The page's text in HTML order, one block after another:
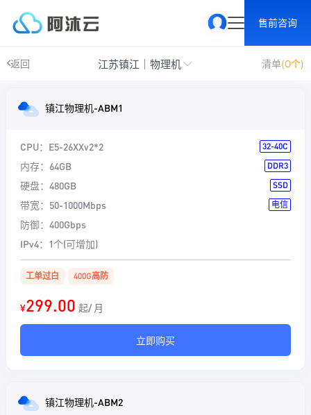
售前咨询
返回 江苏镇江｜物理机 清单(0个)
镇江物理机-ABM1
CPU： E5-26XXv2*2 32-40C
内存： 64GB DDR3
硬盘： 480GB SSD
带宽： 50-1000Mbps 电信
防御： 400Gbps
IPv4： 1个(可增加)
工单过白 400G高防
¥299.00 起/ 月
立即购买
镇江物理机-ABM2